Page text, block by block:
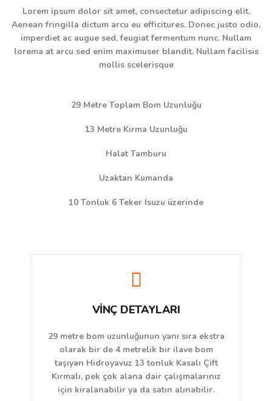
Lorem ipsum dolor sit amet, consectetur adipiscing elit.
Aenean fringilla dictum arcu eu efficitures. Donec justo odio,
imperdiet ac augue sed, feugiat fermentum nunc. Nullam
lorema at arcu sed enim maximuser blandit. Nullam facilisis
mollis scelerisque
29 Metre Toplam Bom Uzunluğu
13 Metre Kırma Uzunluğu
Halat Tamburu
Uzaktan Kumanda
10 Tonluk 6 Teker Isuzu üzerinde
VİNÇ DETAYLARI
29 metre bom uzunluğunun yanı sıra ekstra
olarak bir de 4 metrelik bir ilave bom
taşıyan Hidroyavuz 13 tonluk Kasalı Çift
Kırmalı, pek çok alana dair çalışmalarınız
için kiralanabilir ya da satın alınabilir.